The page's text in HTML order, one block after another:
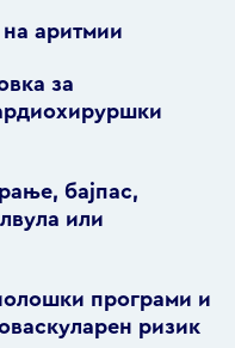
аритмии
за
бајпас,
или
програми и
ризик